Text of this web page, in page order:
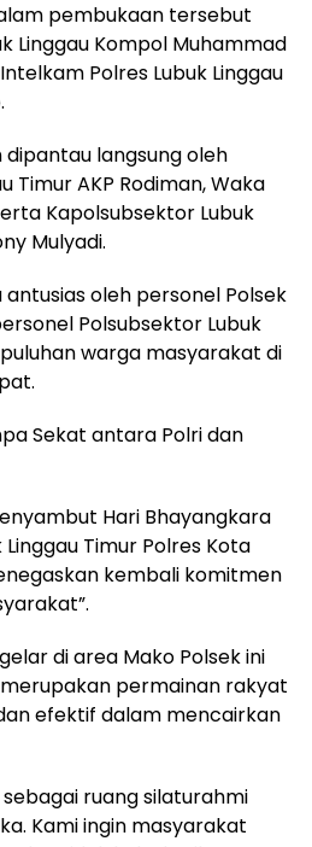
pembukaan tersebut
Linggau Kompol Muhammad
Polres Lubuk Linggau
langsung oleh
Timur AKP Rodiman, Waka
Kapolsubsektor Lubuk
Mulyadi.
oleh personel Polsek
Polsubsektor Lubuk
warga masyarakat di
Sekat antara Polri dan
Hari Bhayangkara
Timur Polres Kota
kembali komitmen
di area Mako Polsek ini
permainan rakyat
efektif dalam mencairkan
ruang silaturahmi
Kami ingin masyarakat